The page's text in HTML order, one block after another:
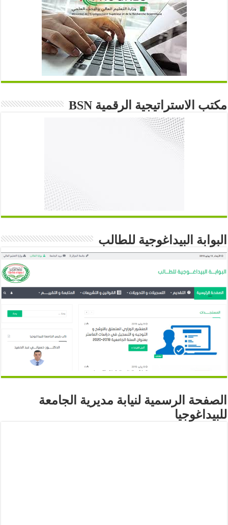
مكتب الاستراتيجية الرقمية BSN
البوابة البيداغوجية للطالب
الصفحة الرسمية لنيابة مديرية الجامعة
للبيداغوجيا